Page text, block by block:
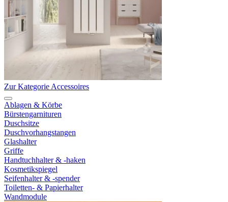
Zur Kategorie Accessoires
Ablagen & Körbe
Bürstengarnituren
Duschsitze
Duschvorhangstangen
Glashalter
Griffe
Handtuchhalter & -haken
Kosmetikspiegel
Seifenhalter & -spender
Toiletten- & Papierhalter
Wandmodule